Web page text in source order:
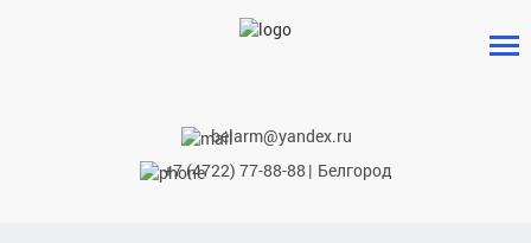
belarm@yandex.ru
+7 (4722) 77-88-88 | Белгород